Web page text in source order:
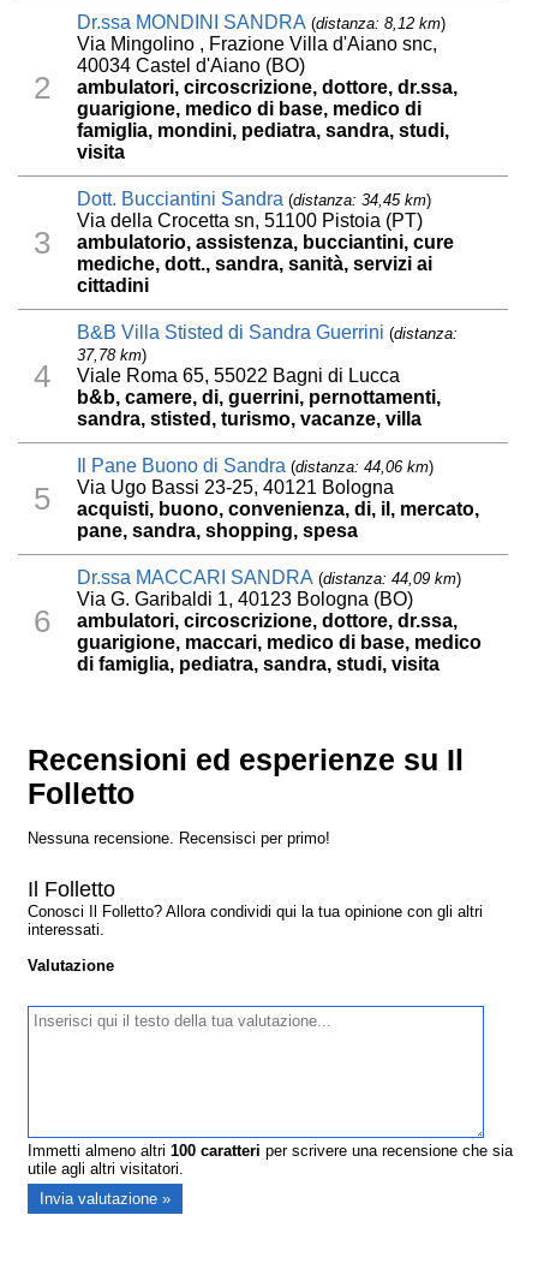
2
Dr.ssa MONDINI SANDRA (distanza: 8,12 km)
Via Mingolino , Frazione Villa d'Aiano snc,
40034 Castel d'Aiano (BO)
ambulatori, circoscrizione, dottore, dr.ssa,
guarigione, medico di base, medico di
famiglia, mondini, pediatra, sandra, studi,
visita
3
Dott. Bucciantini Sandra (distanza: 34,45 km)
Via della Crocetta sn, 51100 Pistoia (PT)
ambulatorio, assistenza, bucciantini, cure
mediche, dott., sandra, sanità, servizi ai
cittadini
4
B&B Villa Stisted di Sandra Guerrini (distanza:
37,78 km)
Viale Roma 65, 55022 Bagni di Lucca
b&b, camere, di, guerrini, pernottamenti,
sandra, stisted, turismo, vacanze, villa
5
Il Pane Buono di Sandra (distanza: 44,06 km)
Via Ugo Bassi 23-25, 40121 Bologna
acquisti, buono, convenienza, di, il, mercato,
pane, sandra, shopping, spesa
6
Dr.ssa MACCARI SANDRA (distanza: 44,09 km)
Via G. Garibaldi 1, 40123 Bologna (BO)
ambulatori, circoscrizione, dottore, dr.ssa,
guarigione, maccari, medico di base, medico
di famiglia, pediatra, sandra, studi, visita
Recensioni ed esperienze su Il
Folletto
Nessuna recensione. Recensisci per primo!
Il Folletto
Conosci Il Folletto? Allora condividi qui la tua opinione con gli altri
interessati.
Valutazione
Immetti almeno altri100 caratteri per scrivere una recensione che sia
utile agli altri visitatori.